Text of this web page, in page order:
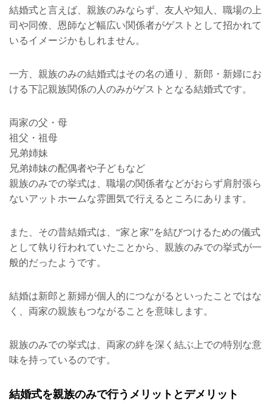
結婚式と言えば、親族のみならず、友人や知人、職場の上
司や同僚、恩師など幅広い関係者がゲストとして招かれて
いるイメージかもしれません。
一方、親族のみの結婚式はその名の通り、新郎・新婦にお
ける下記親族関係の人のみがゲストとなる結婚式です。
両家の父・母
祖父・祖母
兄弟姉妹
兄弟姉妹の配偶者や子どもなど
親族のみでの挙式は、職場の関係者などがおらず肩肘張ら
ないアットホームな雰囲気で行えるところにあります。
また、その昔結婚式は、“家と家”を結びつけるための儀式
として執り行われていたことから、親族のみでの挙式が一
般的だったようです。
結婚は新郎と新婦が個人的につながるといったことではな
く、両家の親族もつながることを意味します。
親族のみでの挙式は、両家の絆を深く結ぶ上での特別な意
味を持っているのです。
結婚式を親族のみで行うメリットとデメリット